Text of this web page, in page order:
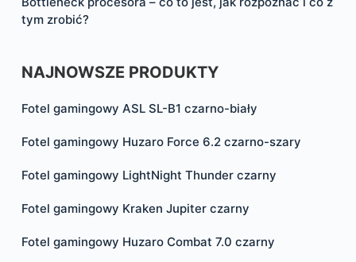
tym zrobić?
NAJNOWSZE PRODUKTY
Fotel gamingowy ASL SL-B1 czarno-biały
Fotel gamingowy Huzaro Force 6.2 czarno-szary
Fotel gamingowy LightNight Thunder czarny
Fotel gamingowy Kraken Jupiter czarny
Fotel gamingowy Huzaro Combat 7.0 czarny